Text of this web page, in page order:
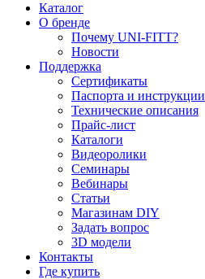
Каталог
О бренде
Почему UNI-FITT?
Новости
Поддержка
Сертификаты
Паспорта и инструкции
Технические описания
Прайс-лист
Каталоги
Видеоролики
Семинары
Вебинары
Статьи
Магазинам DIY
Задать вопрос
3D модели
Контакты
Где купить